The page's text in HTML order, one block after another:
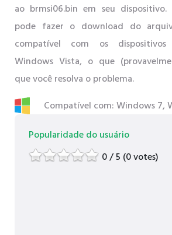
ao brmsi06.bin em seu
pode fazer o download do
compatível com os
Windows Vista, o que
que você resolva o problema.
Compatível com: Windows 7,
Popularidade do usuário
0 / 5 (0 votes)